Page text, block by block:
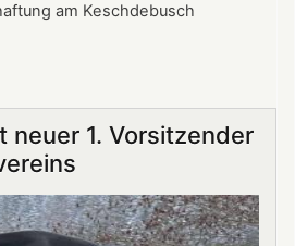
am Keschdebusch
neuer 1. Vorsitzender